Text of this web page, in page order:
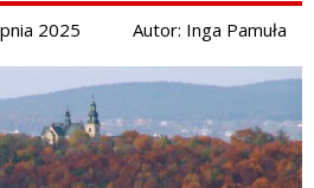
2025 Autor: Inga Pamuła